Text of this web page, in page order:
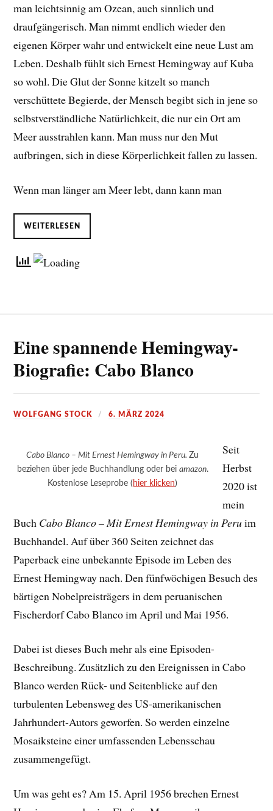
man leichtsinnig am Ozean, auch sinnlich und
draufgängerisch. Man nimmt endlich wieder den
eigenen Körper wahr und entwickelt eine neue Lust am
Leben. Deshalb fühlt sich Ernest Hemingway auf Kuba
so wohl. Die Glut der Sonne kitzelt so manch
verschüttete Begierde, der Mensch begibt sich in jene so
selbstverständliche Natürlichkeit, die nur ein Ort am
Meer ausstrahlen kann. Man muss nur den Mut
aufbringen, sich in diese Körperlichkeit fallen zu lassen.
Wenn man länger am Meer lebt, dann kann man
WEITERLESEN
Eine spannende Hemingway-
Biografie: Cabo Blanco
WOLFGANG STOCK 6. MÄRZ 2024
Cabo Blanco – Mit Ernest Hemingway in Peru.Zu
beziehen über jede Buchhandlung oder bei amazon.
Kostenlose Leseprobe ( hier klicken)
Seit
Herbst
2020 ist
mein
Buch Cabo Blanco – Mit Ernest Hemingway in Peruim
Buchhandel. Auf über 360 Seiten zeichnet das
Paperback eine unbekannte Episode im Leben des
Ernest Hemingway nach. Den fünfwöchigen Besuch des
bärtigen Nobelpreisträgers in dem peruanischen
Fischerdorf Cabo Blanco im April und Mai 1956.
Dabei ist dieses Buch mehr als eine Episoden-
Beschreibung. Zusätzlich zu den Ereignissen in Cabo
Blanco werden Rück- und Seitenblicke auf den
turbulenten Lebensweg des US-amerikanischen
Jahrhundert-Autors geworfen. So werden einzelne
Mosaiksteine einer umfassenden Lebensschau
zusammengefügt.
Um was geht es? Am 15. April 1956 brechen Ernest